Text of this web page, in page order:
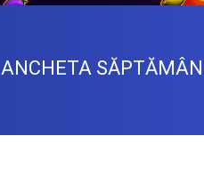
ANCHETA SĂPTĂMÂNII